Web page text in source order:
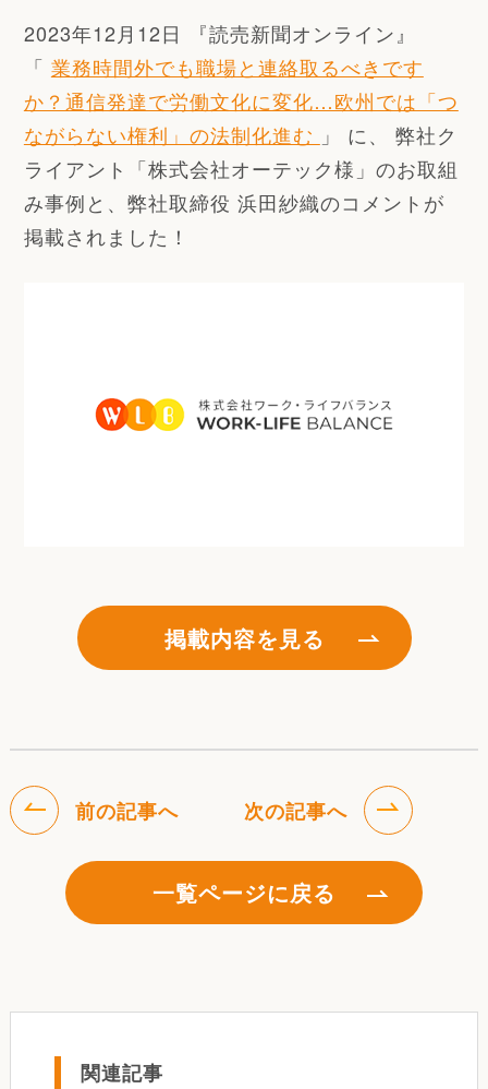
2023年12月12日 『読売新聞オンライン』
「 業務時間外でも職場と連絡取るべきです
か？通信発達で労働文化に変化…欧州では「つ
ながらない権利」の法制化進む 」 に、 弊社ク
ライアント「株式会社オーテック様」のお取組
み事例と、弊社取締役 浜田紗織のコメントが
掲載されました！
掲載内容を見る
前の記事へ
一覧ページに戻る
次の記事へ
関連記事